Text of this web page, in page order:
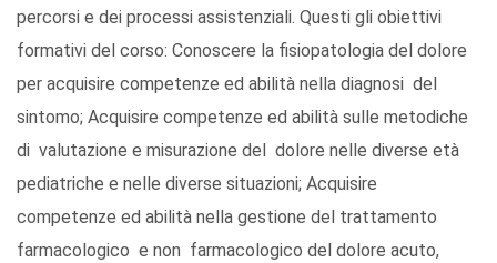
percorsi e dei processi assistenziali. Questi gli obiettivi
formativi del corso: Conoscere la fisiopatologia del dolore
per acquisire competenze ed abilità nella diagnosi del
sintomo; Acquisire competenze ed abilità sulle metodiche
di valutazione e misurazione del dolore nelle diverse età
pediatriche e nelle diverse situazioni; Acquisire
competenze ed abilità nella gestione del trattamento
farmacologico e non farmacologico del dolore acuto,